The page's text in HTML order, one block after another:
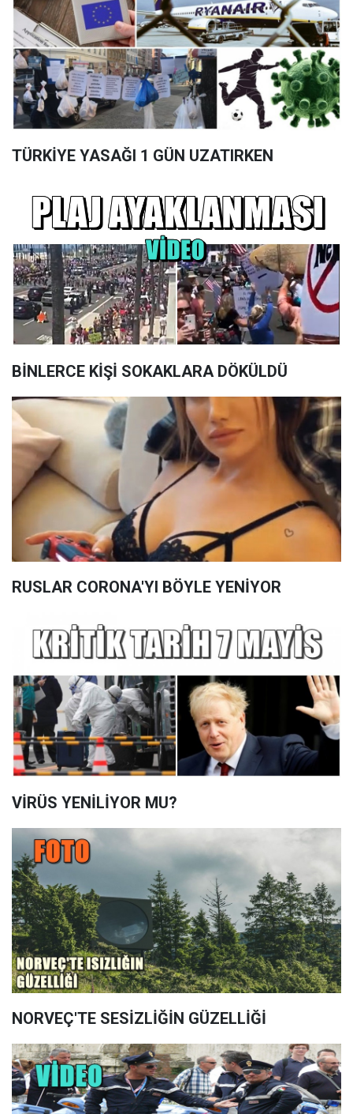
TÜRKİYE YASAĞI 1 GÜN UZATIRKEN
BİNLERCE KİŞİ SOKAKLARA DÖKÜLDÜ
RUSLAR CORONA'YI BÖYLE YENİYOR
VİRÜS YENİLİYOR MU?
NORVEÇ'TE SESİZLİĞİN GÜZELLİĞİ